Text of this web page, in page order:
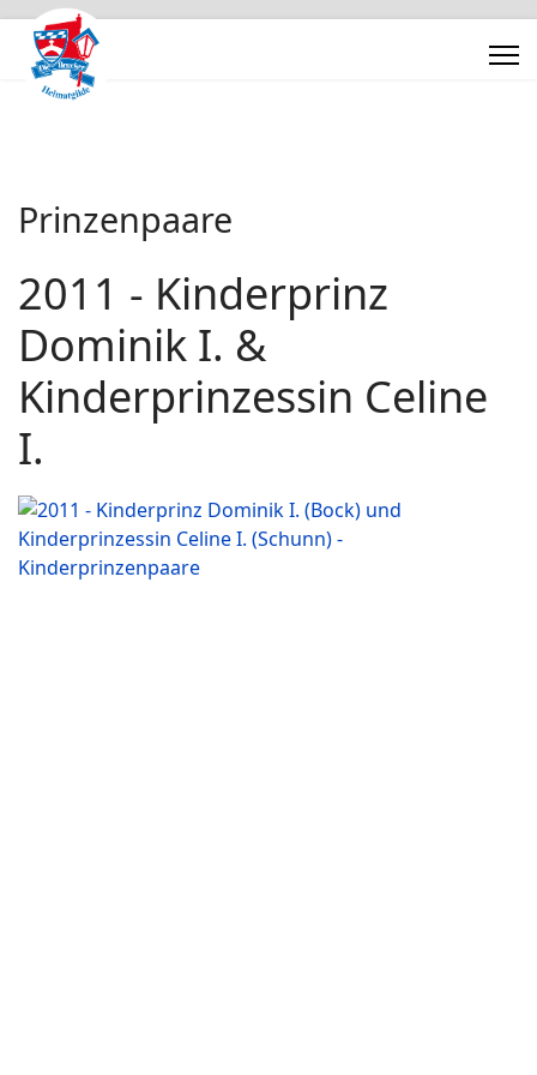
Prinzenpaare
2011 - Kinderprinz
Dominik I. &
Kinderprinzessin Celine
I.